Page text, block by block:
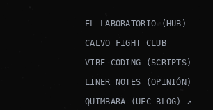
EL LABORATORIO (HUB)
CALVO FIGHT CLUB
VIBE CODING (SCRIPTS)
LINER NOTES (OPINIÓN)
QUIMBARA (UFC BLOG) ↗